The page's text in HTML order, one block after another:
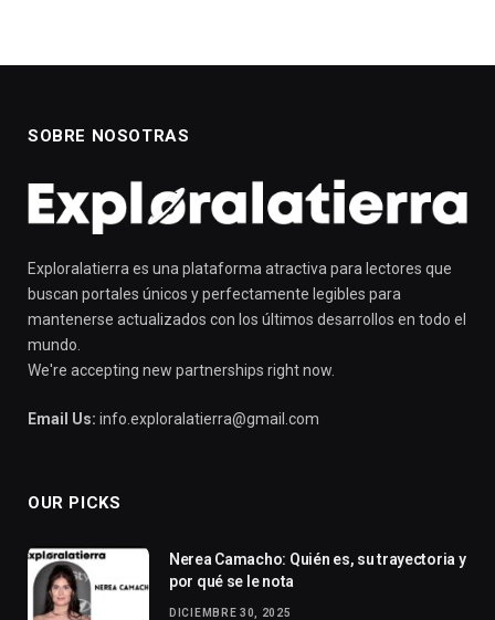
SOBRE NOSOTRAS
Exploralatierra es una plataforma atractiva para lectores que
buscan portales únicos y perfectamente legibles para
mantenerse actualizados con los últimos desarrollos en todo el
mundo.
We're accepting new partnerships right now.
Email Us: info.exploralatierra@gmail.com
OUR PICKS
Nerea Camacho: Quién es, su trayectoria y
por qué se le nota
DICIEMBRE 30, 2025